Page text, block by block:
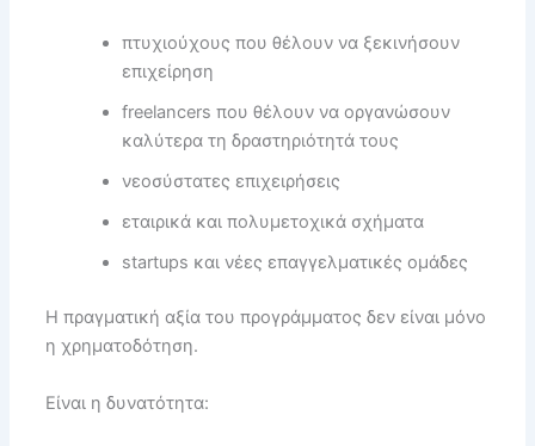
πτυχιούχους που θέλουν να ξεκινήσουν
επιχείρηση
freelancers που θέλουν να οργανώσουν
καλύτερα τη δραστηριότητά τους
νεοσύστατες επιχειρήσεις
εταιρικά και πολυμετοχικά σχήματα
startups και νέες επαγγελματικές ομάδες
Η πραγματική αξία του προγράμματος δεν είναι μόνο
η χρηματοδότηση.
Είναι η δυνατότητα: